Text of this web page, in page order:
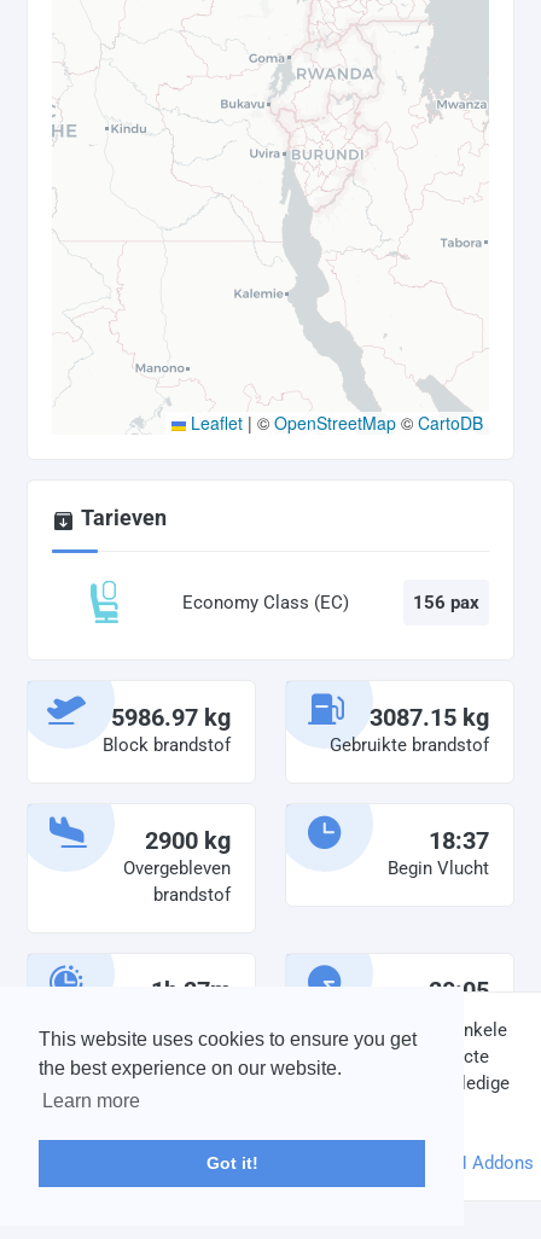
This website uses cookies to ensure you get
the best experience on our website.
Learn more
Got it!
Leaflet | © OpenStreetMap © CartoDB
Tarieven
Economy Class (EC) 156 pax
5986.97 kg
Block brandstof
3087.15 kg
Gebruikte brandstof
2900 kg
Overgebleven
brandstof
18:37
Begin Vlucht
1h 27m 20:05
Einde vlucht
DISCLAIMER: V-Bird Virtual Airlines Group kan op geen enkele
wijze aansprakelijkheid aanvaarden voor directe of indirecte
schade die is ontstaan ten gevolge van onjuiste of onvolledige
informatie op deze website.
© 2004 - 2026 V-Bird Virtual Airlines Group |Credits
Powered byphpVMS DH Addons